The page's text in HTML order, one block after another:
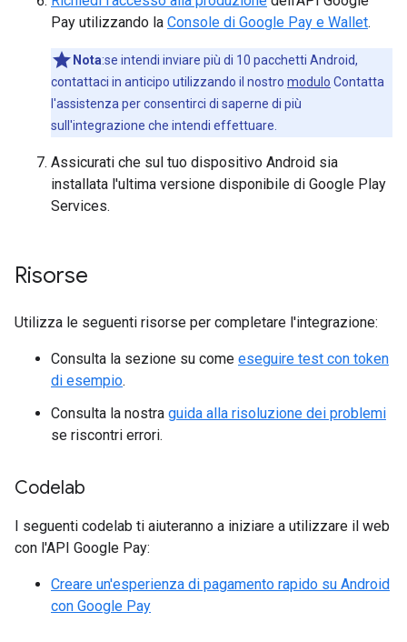
Pay utilizzando la Console di Google Pay e Wallet.
Nota:se intendi inviare più di 10 pacchetti Android,
contattaci in anticipo utilizzando il nostro modulo Contatta
l'assistenza per consentirci di saperne di più
sull'integrazione che intendi effettuare.
Assicurati che sul tuo dispositivo Android sia
installata l'ultima versione disponibile di Google Play
Services.
Risorse
Utilizza le seguenti risorse per completare l'integrazione:
Consulta la sezione su come eseguire test con token
di esempio.
Consulta la nostra guida alla risoluzione dei problemi
se riscontri errori.
Codelab
I seguenti codelab ti aiuteranno a iniziare a utilizzare il web
con l'API Google Pay:
Creare un'esperienza di pagamento rapido su Android
con Google Pay